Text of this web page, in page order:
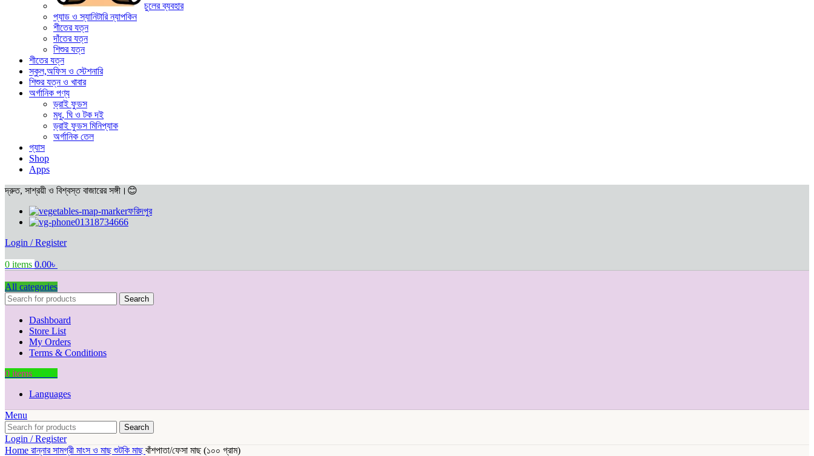
চুলের ব্যবহার
প্যাড ও স্যানিটারি ন্যাপকিন
শীতের যত্ন
দাঁতের যত্ন
শিশুর যত্ন
শীতের যত্ন
স্কুল,অফিস ও স্টেশনারি
শিশুর যত্ন ও খাবার
অর্গানিক পণ্য
ড্রাই ফুডস
মধু, ঘি ও টক দই
ড্রাই ফুডস মিনিপ্যাক
অর্গানিক তেল
গ্যাস
Shop
Apps
দ্রুত, সাশ্রয়ী ও বিশ্বস্ত বাজারের সঙ্গী।😊
ফরিদপুর
01318734666
Login / Register
0 items 0.00৳
All categories
Search
Dashboard
Store List
My Orders
Terms & Conditions
0 items
Languages
Menu
Search
Login / Register
Home রান্নার সামগ্রী মাংস ও মাছশুটকি মাছবাঁশপাতা/ফেসা মাছ (১০০ গ্রাম)